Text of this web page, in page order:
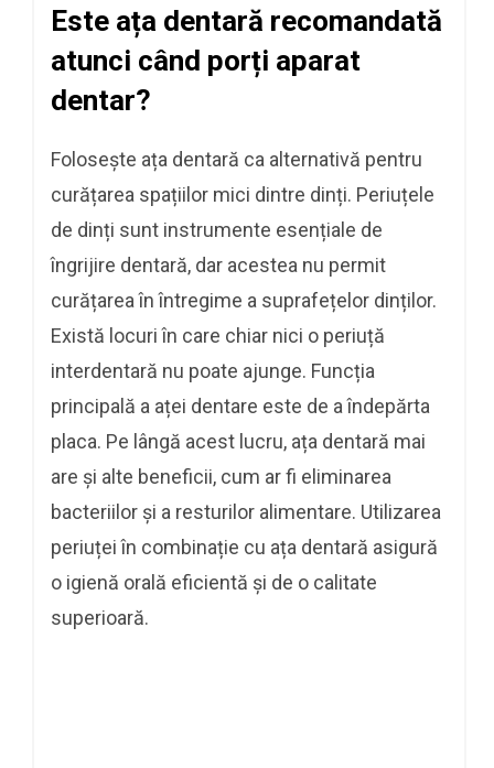
Este ața dentară recomandată
atunci când porți aparat
dentar?
Folosește ața dentară ca alternativă pentru
curățarea spațiilor mici dintre dinți. Periuțele
de dinți sunt instrumente esențiale de
îngrijire dentară, dar acestea nu permit
curățarea în întregime a suprafețelor dinților.
Există locuri în care chiar nici o periuță
interdentară nu poate ajunge. Funcția
principală a aței dentare este de a îndepărta
placa. Pe lângă acest lucru, ața dentară mai
are și alte beneficii, cum ar fi eliminarea
bacteriilor și a resturilor alimentare. Utilizarea
periuței în combinație cu ața dentară asigură
o igienă orală eficientă și de o calitate
superioară.